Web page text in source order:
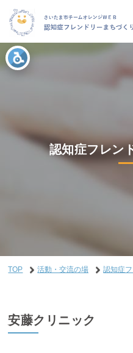
認知症フレン
TOP 活動・交流の場 認知症
安藤クリニック